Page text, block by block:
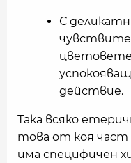
С
действие.
Така всяко
това от коя
има специфичен